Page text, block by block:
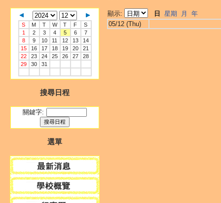
S M T W T F
S
1
2 3 4 5 6
7
8
9 10 11 12 13
14
15
16 17 18 19 20
21
22
23 24 25 26 27
28
29
30 31
搜尋日程
關鍵字:
選單
顯示: 日 星期 月
年
05/12 (Thu)